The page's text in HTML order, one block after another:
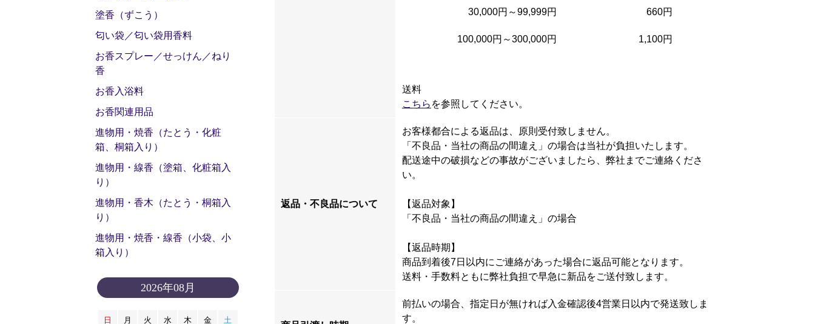
30,000円～99,999円 660円
100,000円～300,000円 1,100円
送料
こちら を参照してください。
返品・不良品について
お客様都合による返品は、原則受付致しません。
「不良品・当社の商品の間違え」の場合は当社が負担いたします。
配送途中の破損などの事故がございましたら、弊社までご連絡くださ
い。
【返品対象】
「不良品・当社の商品の間違え」の場合
【返品時期】
商品到着後7日以内にご連絡があった場合に返品可能となります。
送料・手数料ともに弊社負担で早急に新品をご送付致します。
前払いの場合、指定日が無ければ入金確認後4営業日以内で発送致しま
す。
塗香（ずこう）
匂い袋／匂い袋用香料
お香スプレー／せっけん／ねり
香
お香入浴料
お香関連用品
進物用・焼香（たとう・化粧
箱、桐箱入り）
進物用・線香（塗箱、化粧箱入
り）
進物用・香木（たとう・桐箱入
り）
進物用・焼香・線香（小袋、小
箱入り）
2026年08月
日 月 火 水 木 金 土